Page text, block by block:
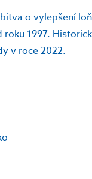
o vylepšení
roku 1997.
v roce 2022.